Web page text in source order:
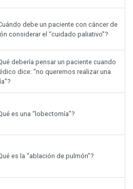
debe un paciente con cáncer de
considerar el “cuidado paliativo”?
debería pensar un paciente cuando
dice: “no queremos realizar una
es una “lobectomía”?
es la “ablación de pulmón”?